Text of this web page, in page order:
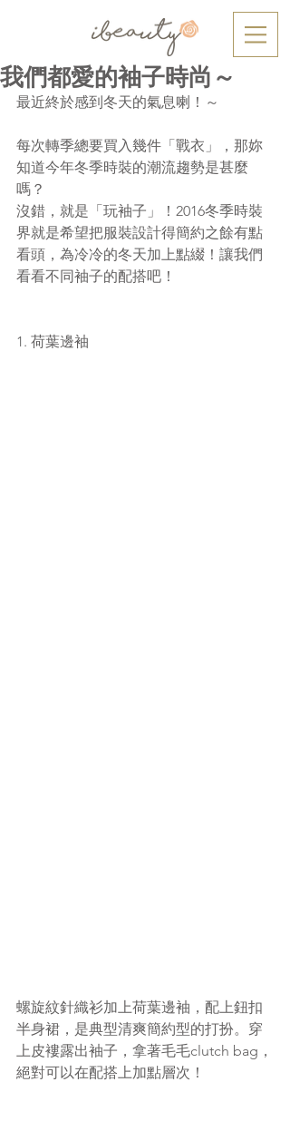
我們都愛的袖子時尚～
最近終於感到冬天的氣息喇！～
每次轉季總要買入幾件「戰衣」，那妳
知道今年冬季時裝的潮流趨勢是甚麼
嗎？
沒錯，就是「玩袖子」！2016冬季時裝
界就是希望把服裝設計得簡約之餘有點
看頭，為冷冷的冬天加上點綴！讓我們
看看不同袖子的配搭吧！
1. 荷葉邊袖
螺旋紋針織衫加上荷葉邊袖，配上鈕扣
半身裙，是典型清爽簡約型的打扮。穿
上皮褸露出袖子，拿著毛毛clutch bag，
絕對可以在配搭上加點層次！